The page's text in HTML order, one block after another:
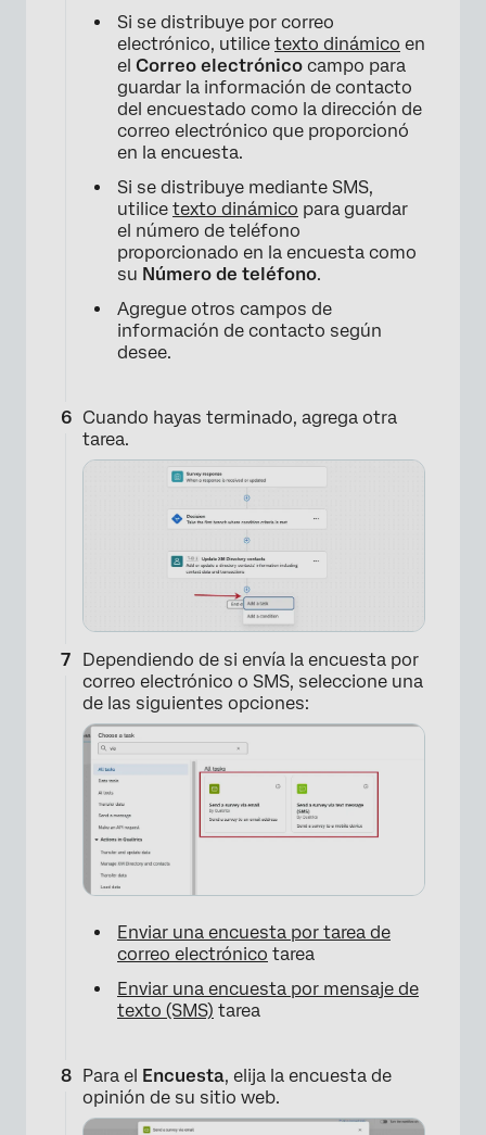
×
Si se distribuye por correo
electrónico, utilice texto dinámico en
el Correo electrónico campo para
guardar la información de contacto
del encuestado como la dirección de
correo electrónico que proporcionó
en la encuesta.
Si se distribuye mediante SMS,
utilice texto dinámico para guardar
el número de teléfono
proporcionado en la encuesta como
su Número de teléfono.
Agregue otros campos de
información de contacto según
desee.
Cuando hayas terminado, agrega otra
tarea.
Dependiendo de si envía la encuesta por
correo electrónico o SMS, seleccione una
de las siguientes opciones:
Enviar una encuesta por tarea de
correo electrónico tarea
Enviar una encuesta por mensaje de
texto (SMS) tarea
Para el Encuesta, elija la encuesta de
opinión de su sitio web.